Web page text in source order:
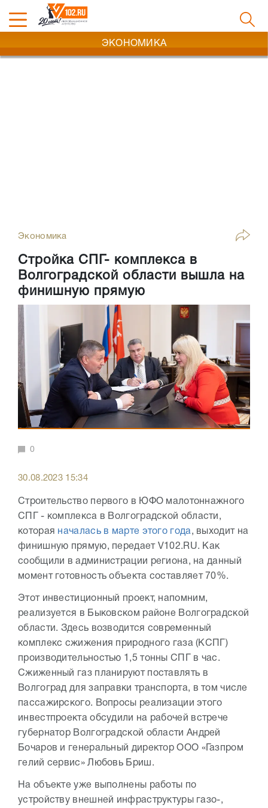
ЭКОНОМИКА
Экономика
Стройка СПГ- комплекса в
Волгоградской области вышла на
финишную прямую
0
30.08.2023 15:34
Строительство первого в ЮФО малотоннажного
СПГ - комплекса в Волгоградской области,
которая началась в марте этого года , выходит на
финишную прямую, передает V102.RU. Как
сообщили в администрации региона, на данный
момент готовность объекта составляет 70%.
Этот инвестиционный проект, напомним,
реализуется в Быковском районе Волгоградской
области. Здесь возводится современный
комплекс сжижения природного газа (КСПГ)
производительностью 1,5 тонны СПГ в час.
Сжиженный газ планируют поставлять в
Волгоград для заправки транспорта, в том числе
пассажирского. Вопросы реализации этого
инвестпроекта обсудили на рабочей встрече
губернатор Волгоградской области Андрей
Бочаров и генеральный директор ООО «Газпром
гелий сервис» Любовь Бриш.
На объекте уже выполнены работы по
устройству внешней инфраструктуры газо-,